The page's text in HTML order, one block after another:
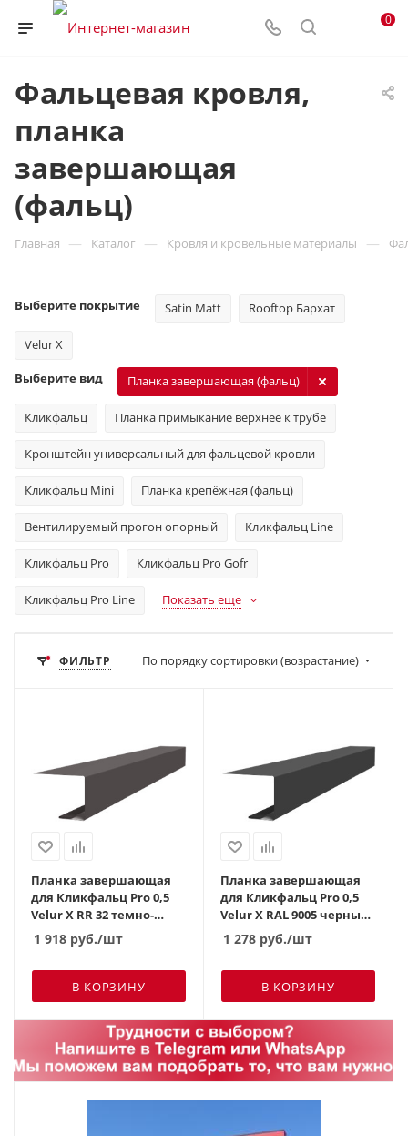
0
Фальцевая кровля,
планка
завершающая
(фальц)
Главная — Каталог — Кровля и кровельные материалы —
Выберите покрытие Satin Matt Rooftop Бархат
Velur X
Выберите вид
Кликфальц Планка примыкание верхнее к трубе
Кронштейн универсальный для фальцевой кровли
Кликфальц Mini Планка крепёжная (фальц)
Вентилируемый прогон опорный Кликфальц Line
Кликфальц Pro Кликфальц Pro Gofr
Кликфальц Pro Line
Планка завершающая (фальц)
Показать еще
ФИЛЬТР По порядку сортировки (возрастание)
Планка завершающая
для Кликфальц Pro 0,5
Velur X RR 32 темно-
коричневый (3м)
1 918 руб./шт
В КОРЗИНУ
Планка завершающая
для Кликфальц Pro 0,5
Velur X RAL 9005 черный
(2м)
1 278 руб./шт
В КОРЗИНУ